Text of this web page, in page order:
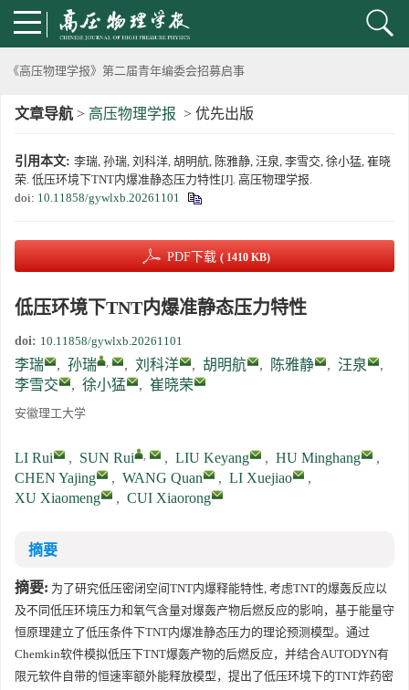
动载下材料物性机器学习与高通量研究专刊征稿启事
《高压物理学报》第二届青年编委会招募启事
《高压物理学报》2023年度优秀审稿人和优秀论文评选结果
第十四届全国爆炸力学学术会议 第二轮通知
《高压物理学报》第三届青年编委会招募启事
文章导航 > 高压物理学报 > 优先出版
引用本文: 李瑞, 孙瑞, 刘科洋, 胡明航, 陈雅静, 汪泉, 李雪交, 徐小猛, 崔晓
荣. 低压环境下TNT内爆准静态压力特性[J]. 高压物理学报.
doi: 10.11858/gywlxb.20261101
PDF下载 ( 1410 KB)
低压环境下TNT内爆准静态压力特性
doi: 10.11858/gywlxb.20261101
李瑞 , 孙瑞 , , 刘科洋 , 胡明航 , 陈雅静 , 汪泉
,
李雪交
, 徐小猛 , 崔晓荣
安徽理工大学
LI Rui , SUN Rui , , LIU Keyang , HU Minghang
,
CHEN Yajing
, WANG Quan , LI Xuejiao
,
XU Xiaomeng
, CUI Xiaorong
摘要
摘要: 为了研究低压密闭空间TNT内爆释能特性, 考虑TNT的爆轰反应以
及不同低压环境压力和氧气含量对爆轰产物后燃反应的影响，基于能量守
恒原理建立了低压条件下TNT内爆准静态压力的理论预测模型。通过
Chemkin软件模拟低压下TNT爆轰产物的后燃反应，并结合AUTODYN有
限元软件自带的恒速率额外能释放模型，提出了低压环境下的TNT炸药密